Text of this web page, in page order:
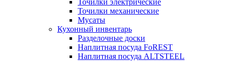
Точилки механические
Мусаты
Кухонный инвентарь
Разделочные доски
Наплитная посуда FoREST
Наплитная посуда ALTSTEEL